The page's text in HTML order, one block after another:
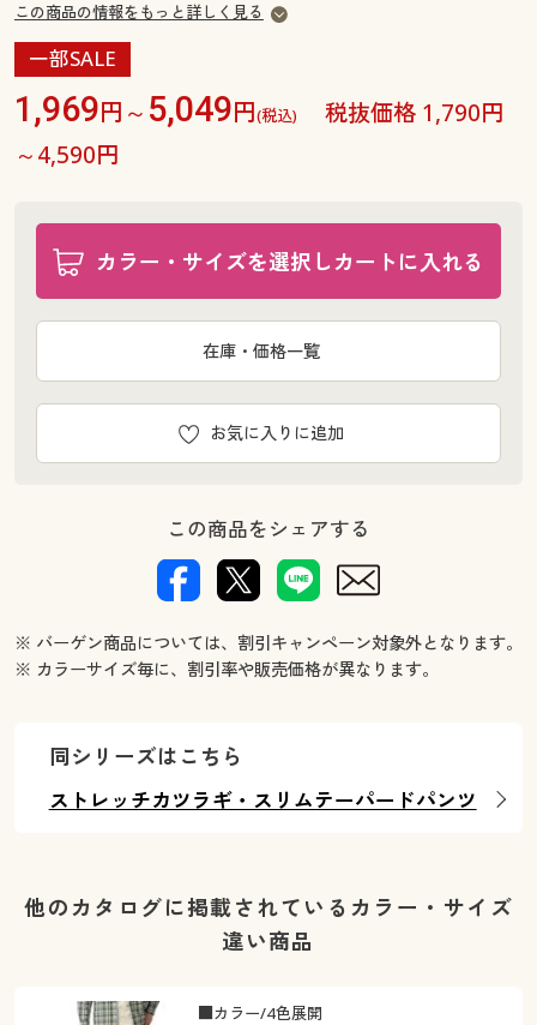
ウエスト91(股下69) ◎ 在庫あり
ウエスト91(股下72) ○ 在庫わずか
ウエスト91(股下75) × 完売
ウエスト91(股下81) ◎ 在庫あり
ウエスト94(股下72) × 完売
ウエスト94(股下81) ◎ 在庫あり
ウエスト97(股下81) ◎ 在庫あり
ウエスト100(股下72) × 完売
ウエスト100(股下75) ◎ 在庫あり
ウエスト100(股下78) ◎ 在庫あり
ウエスト100(股下81) × 完売
ウエスト110(股下72) × 完売
ウエスト110(股下81) ◎ 在庫あり
ウエスト120(股下72) × 完売
ウエスト120(股下81) ○ 在庫わずか
この商品の情報をもっと詳しく見る
一部SALE
1,969円～ 5,049円(税込)
税抜価格 1,790円
～4,590円
カラー・サイズを選択しカートに入れる
お気に入りに追加
在庫・価格一覧
この商品をシェアする
※ バーゲン商品については、割引キャンペーン対象外となります。
※ カラーサイズ毎に、割引率や販売価格が異なります。
同シリーズはこちら
ストレッチカツラギ・スリムテーパードパンツ
他のカタログに掲載されているカラー・サイズ
違い商品
■カラー/4色展開